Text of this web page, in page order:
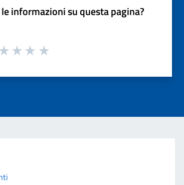
informazioni su questa pagina?